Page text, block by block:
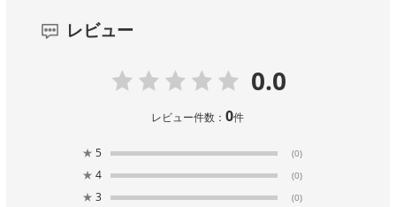
レビュー
0.0
レビュー件数：0件
★ 5 (0)
★ 4 (0)
★ 3 (0)